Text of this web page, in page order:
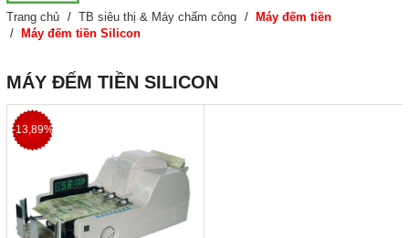
Trang chủ / TB siêu thị & Máy chấm công /
Máy đếm tiền
/
Máy đếm tiền Silicon
MÁY ĐẾM TIỀN SILICON
-13,89%